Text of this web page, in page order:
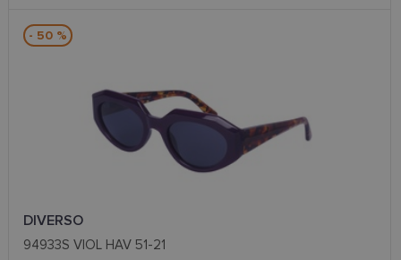
- 50 %
DIVERSO
94933S VIOL HAV 51-21